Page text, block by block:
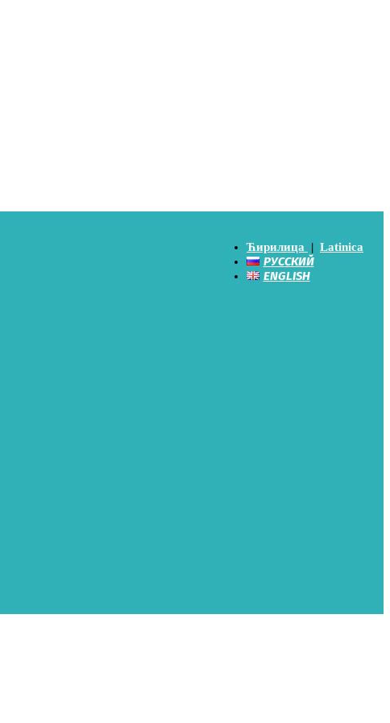
Ћирилица | Latinica
РУССКИЙ
ENGLISH